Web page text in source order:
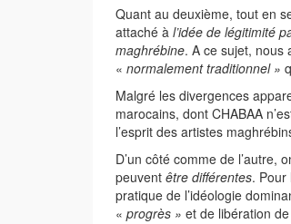
Quant au deuxième, tout en
attaché à l’idée de légitimité
maghrébine. A ce sujet, nous
« normalement traditionnel »
Malgré les divergences
marocains, dont CHABAA
l’esprit des artistes
D’un côté comme de l’autre,
peuvent être différentes. Pour
pratique de l’idéologie
« progrès » et de libération